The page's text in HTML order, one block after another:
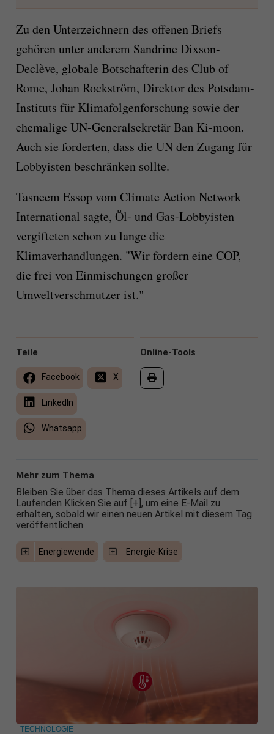
Zu den Unterzeichnern des offenen Briefs
gehören unter anderem Sandrine Dixson-
Declève, globale Botschafterin des Club of
Rome, Johan Rockström, Direktor des Potsdam-
Instituts für Klimafolgenforschung sowie der
ehemalige UN-Generalsekretär Ban Ki-moon.
Auch sie forderten, dass die UN den Zugang für
Lobbyisten beschränken sollte.
Tasneem Essop vom Climate Action Network
International sagte, Öl- und Gas-Lobbyisten
vergifteten schon zu lange die
Klimaverhandlungen. "Wir fordern eine COP,
die frei von Einmischungen großer
Umweltverschmutzer ist."
Online-Tools
Teile
Facebook X
LinkedIn
Whatsapp
Mehr zum Thema
Bleiben Sie über das Thema dieses Artikels auf dem
Laufenden Klicken Sie auf [+], um eine E-Mail zu
erhalten, sobald wir einen neuen Artikel mit diesem Tag
veröffentlichen
Energiewende Energie-Krise
TECHNOLOGIE